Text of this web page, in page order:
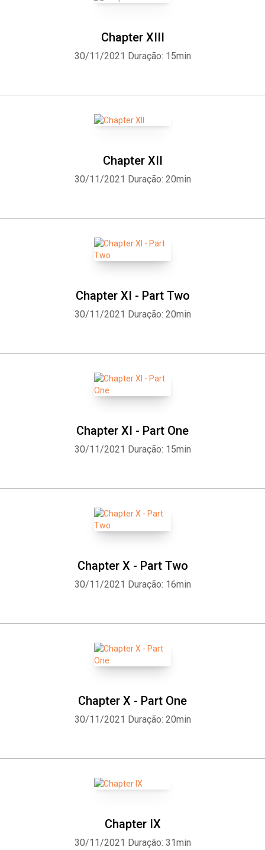
Chapter XIII
30/11/2021 Duração: 15min
Chapter XII
30/11/2021 Duração: 20min
Chapter XI - Part Two
30/11/2021 Duração: 20min
Chapter XI - Part One
30/11/2021 Duração: 15min
Chapter X - Part Two
30/11/2021 Duração: 16min
Chapter X - Part One
30/11/2021 Duração: 20min
Chapter IX
30/11/2021 Duração: 31min